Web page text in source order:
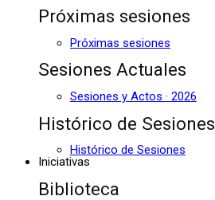
Próximas sesiones
Próximas sesiones
Sesiones Actuales
Sesiones y Actos · 2026
Histórico de Sesiones
Histórico de Sesiones
Iniciativas
Biblioteca